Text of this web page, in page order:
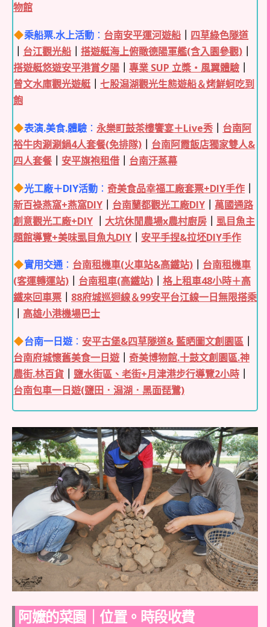
物館
乘船票.水上活動 ： 台南安平運河遊船
四草綠色隧道
台江觀光船 搭遊艇海上俯瞰德陽軍艦(含入園參觀)
搭遊艇悠遊安平港賞夕陽
專業 SUP 立槳・風翼體驗
曾文水庫觀光遊艇
七股潟湖觀光生態遊船＆烤鮮蚵吃到
飽
表演.美食.體驗 ：永樂町鼓茶樓饗宴＋Live秀
台南阿
裕牛肉涮涮鍋4人套餐(免排隊)
台南阿霞飯店獨家雙人&
四人套餐｜ 安平旗袍租借 台南汗蒸幕
光工廠＋DIY活動 ：奇美食品幸福工廠套票+DIY手作 ｜
新百祿燕窩+燕窩DIY ｜ 台南蘭都觀光工廠DIY ｜ 萬國通路
創意觀光工廠+DIY ｜ 大坑休閒農場x農村廚房 ｜ 虱目魚主
題館導覽+美味虱目魚丸DIY ｜ 安平手捏&拉坯DIY手作
實用交通： 台南租機車(火車站&高鐵站)
台南租機車
(客運轉運站)
台南租車(高鐵站)
格上租車48小時＋高
鐵來回車票
88府城巡迴線＆99安平台江線一日無限搭乘
高雄小港機場巴士
台南一日遊： 安平古堡&四草隧道& 藍晒圖文創園區
台南府城懷舊美食一日遊｜ 奇美博物館.十鼓文創園區.神
農街.林百貨
鹽水街區、老街+月津港步行導覽2小時
台南包車一日遊(鹽田．潟湖．黑面琵鷺)
阿嬤的菜園｜位置。時段收費